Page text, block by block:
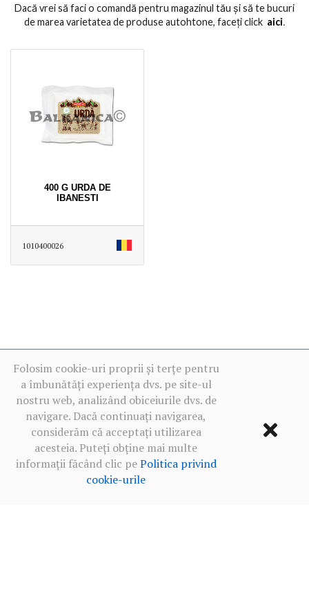
Dacă vrei să faci o comandă pentru magazinul tău și să te bucuri
de marea varietatea de produse autohtone, faceți click aici․
400 G URDA DE
IBANESTI
1010400026
Folosim cookie-uri proprii și terțe pentru
a îmbunătăți experiența dvs. pe site-ul
nostru web, analizând obiceiurile dvs. de
navigare. Dacă continuați navigarea,
considerăm că acceptați utilizarea
acesteia. Puteți obține mai multe
informații făcând clic pePolitica privind
cookie-urile